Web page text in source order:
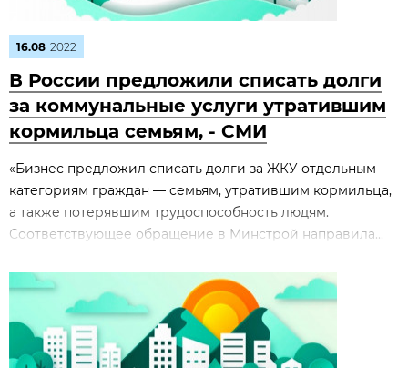
16.08 2022
В России предложили списать долги
за коммунальные услуги утратившим
кормильца семьям, - СМИ
«Бизнес предложил списать долги за ЖКУ отдельным
категориям граждан — семьям, утратившим кормильца,
а также потерявшим трудоспособность людям.
Соответствующее обращение в Минстрой направила...